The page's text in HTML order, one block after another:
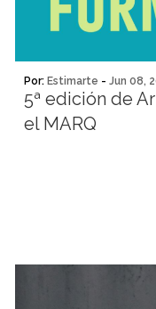
Por: Estimarte - Jun 08,
5ª edición de
el MARQ